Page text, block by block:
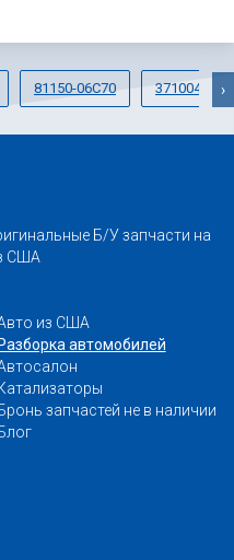
81150-06C70 3710042090›
Б/У запчасти на
США
из США
Разборка автомобилей
Бронь запчастей не в наличии
Блог